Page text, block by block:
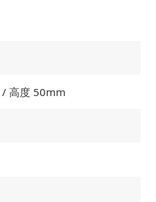
高度 50mm